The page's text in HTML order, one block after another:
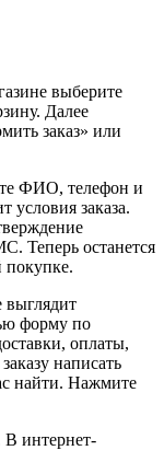
выберите
Далее
заказ» или
ФИО, телефон и
условия заказа.
Теперь останется
покупке.
выглядит
форму по
оплаты,
написать
найти. Нажмите
интернет-